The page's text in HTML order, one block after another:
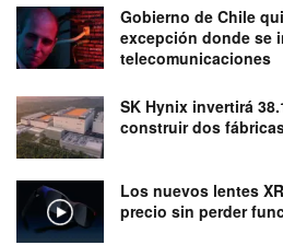
Gobierno de Chile
excepción donde se
telecomunicaciones
SK Hynix invertirá
construir dos
Los nuevos lentes
precio sin perder